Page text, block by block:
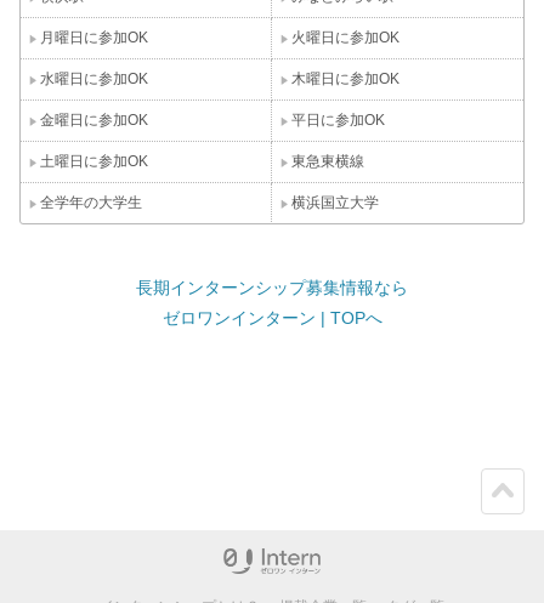
月曜日に参加OK 火曜日に参加OK
水曜日に参加OK 木曜日に参加OK
金曜日に参加OK 平日に参加OK
土曜日に参加OK 東急東横線
全学年の大学生 横浜国立大学
長期インターンシップ募集情報なら
ゼロワンインターン | TOPへ